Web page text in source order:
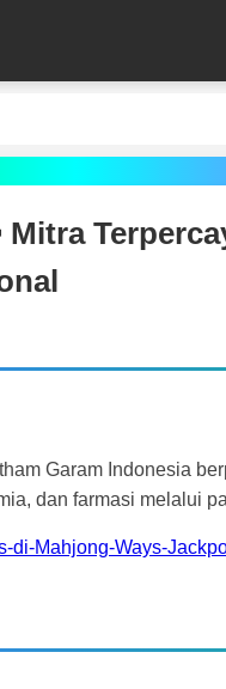
Mitra
Garam Indonesia
dan farmasi melalui
di-Mahjong-Ways-